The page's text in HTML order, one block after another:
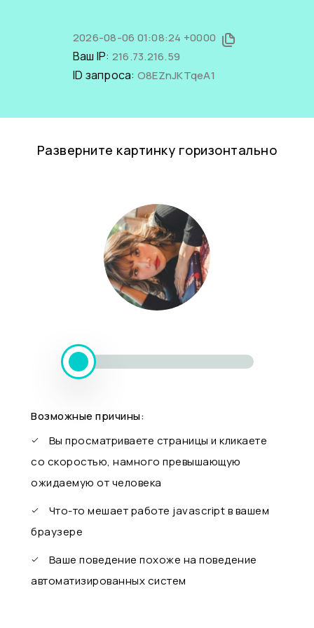
2026-08-06 01:08:24 +0000
Ваш IP: 216.73.216.59
ID запроса: O8EZnJKTqeA1
Разверните картинку горизонтально
Возможные причины:
Вы просматриваете страницы и кликаете
со скоростью, намного превышающую
ожидаемую от человека
Что-то мешает работе javascript в вашем
браузере
Ваше поведение похоже на поведение
автоматизированных систем